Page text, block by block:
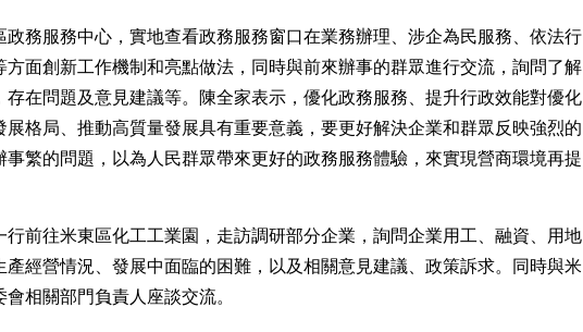
政務服務中心，實地查看政務服務窗口在業務辦理、涉企為民服務、依法行
方面創新工作機制和亮點做法，同時與前來辦事的群眾進行交流，詢問了解
存在問題及意見建議等。陳全家表示，優化政務服務、提升行政效能對優化
展格局、推動高質量發展具有重要意義，要更好解決企業和群眾反映強烈的
事繁的問題，以為人民群眾帶來更好的政務服務體驗，來實現營商環境再提
行前往米東區化工工業園，走訪調研部分企業，詢問企業用工、融資、用地
產經營情況、發展中面臨的困難，以及相關意見建議、政策訴求。同時與米
相關部門負責人座談交流。